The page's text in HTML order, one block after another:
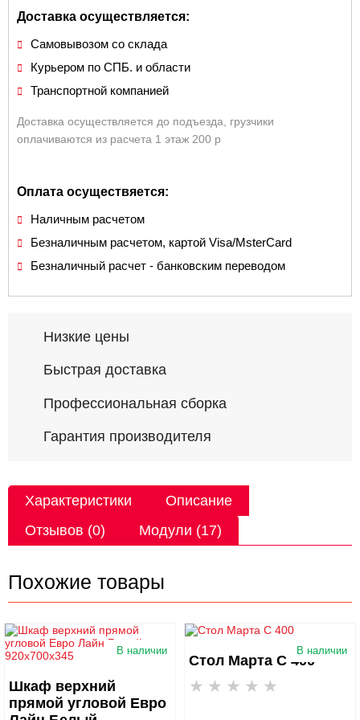
Доставка осуществляется:
Самовывозом со склада
Курьером по СПБ. и области
Транспортной компанией
Доставка осуществляется до подъезда, грузчики
оплачиваются из расчета 1 этаж 200 р
Оплата осуществяется:
Наличным расчетом
Безналичным расчетом, картой Visa/MsterCard
Безналичный расчет - банковским переводом
Низкие цены
Быстрая доставка
Профессиональная сборка
Гарантия производителя
Характеристики
Описание
Отзывов (0)
Модули (17)
Похожие товары
В наличии
Шкаф верхний
прямой угловой Евро
В наличии
Стол Марта С 400